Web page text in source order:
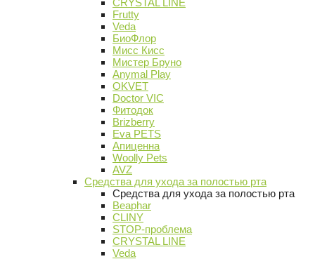
CRYSTAL LINE
Frutty
Veda
БиоФлор
Мисс Кисс
Мистер Бруно
Anymal Play
OKVET
Doctor VIC
Фитодок
Brizberry
Eva PETS
Апиценна
Woolly Pets
AVZ
Средства для ухода за полостью рта
Средства для ухода за полостью рта
Beaphar
CLINY
STOP-проблема
CRYSTAL LINE
Veda